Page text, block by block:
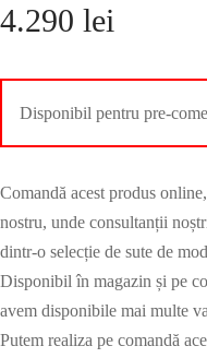
4.290 lei
Disponibil pentru pre-
Comandă acest produs
nostru, unde consultanții
dintr-o selecție de sute de
Disponibil în magazin și pe
avem disponibile mai multe
Putem realiza pe comandă